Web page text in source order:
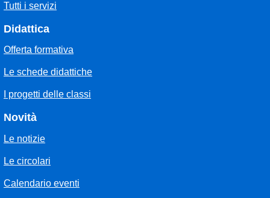
Tutti i servizi
Didattica
Offerta formativa
Le schede didattiche
I progetti delle classi
Novità
Le notizie
Le circolari
Calendario eventi